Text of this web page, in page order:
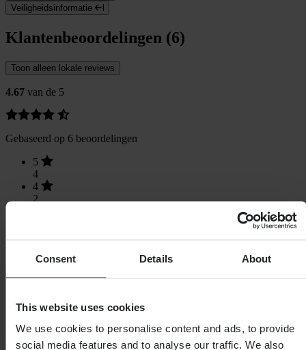
Consent Details About
This website uses cookies
We use cookies to personalise content and ads, to provide
social media features and to analyse our traffic. We also
Veiligheidsinformatie
Klantenbeoordelingen (6)
Toon alleen lokale reviews
4.67 van de 5
Gebaseerd op 6 beoordelingen
5
4
4
2
1
Laden...